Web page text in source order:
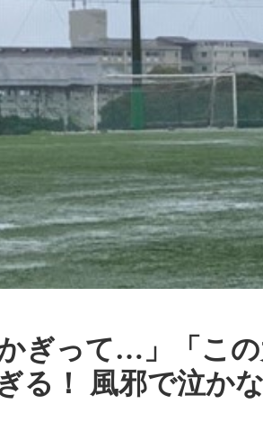
ぎって…」「こ
る！ 風邪で泣か